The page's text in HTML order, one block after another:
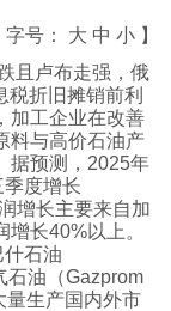
字号： 大 中 小 】
且卢布走强，俄
折旧摊销前利
加工企业在改善
料与高价石油产
据预测，2025年
度增长
增长主要来自加
长40%以上。
石油
石油（Gazprom
量生产国内外市